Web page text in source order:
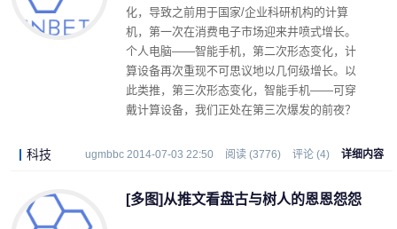
化，导致之前用于国家/企业科研机构的计算
机，第一次在消费电子市场迎来井喷式增长。
个人电脑——智能手机，第二次形态变化，计
算设备再次重现不可思议地以几何级增长。以
此类推，第三次形态变化，智能手机——可穿
戴计算设备，我们正处在第三次爆发的前夜？
科技 ugmbbc 2014-07-03 22:50 阅读 (3776) 评论 (4) 详细内容
[多图]从推文看盘古与树人的恩恩怨怨